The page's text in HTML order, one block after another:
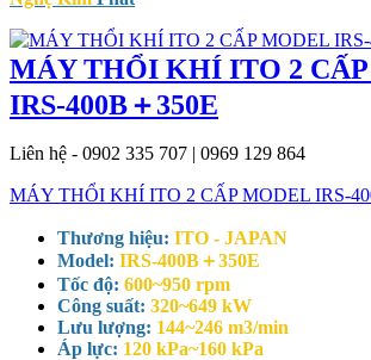
MÁY THỔI KHÍ ITO 2
IRS-400B＋350E
Liên hệ - 0902 335 707 | 0969 129 864
MÁY THỔI KHÍ ITO 2 CẤP MODEL IRS-
Thương hiệu: ITO - JAPAN
Model: IRS-400B＋350E
Tốc độ: 600~950 rpm
Công suất: 320~649 kW
Lưu lượng: 144~246 m3/min
Áp lực: 120 kPa~160 kPa